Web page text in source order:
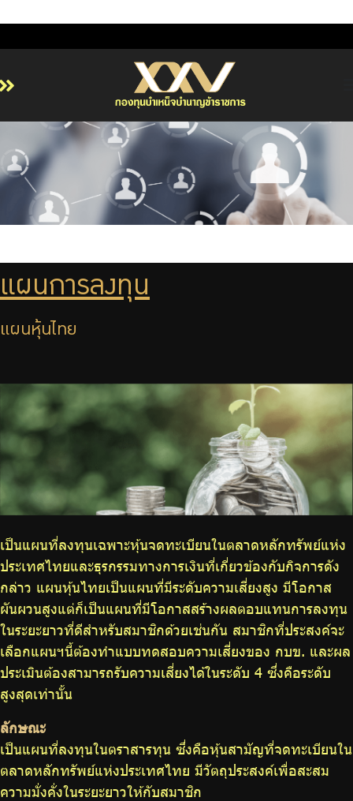
เกี่ยวกับ กบข.
บริการสมาชิก
ลงทุน
รายงานผลการดำเนินงาน
จัดซื้อจัดจ้าง
ร่วมงานกับเรา
ติดต่อเรา
ไทย | Eng
แผนการลงทุน
แผนหุ้นไทย
เป็นแผนที่ลงทุนเฉพาะหุ้นจดทะเบียนในตลาดหลักทรัพย์แห่ง
ประเทศไทยและธุรกรรมทางการเงินที่เกี่ยวข้องกับกิจการดัง
กล่าว แผนหุ้นไทยเป็นแผนที่มีระดับความเสี่ยงสูง มีโอกาส
ผันผวนสูงแต่ก็เป็นแผนที่มีโอกาสสร้างผลตอบแทนการลงทุน
ในระยะยาวที่ดีสำหรับสมาชิกด้วยเช่นกัน สมาชิกที่ประสงค์จะ
เลือกแผนฯนี้ต้องทำแบบทดสอบความเสี่ยงของ กบข. และผล
ประเมินต้องสามารถรับความเสี่ยงได้ในระดับ 4 ซึ่งคือระดับ
สูงสุดเท่านั้น
ลักษณะ
เป็นแผนที่ลงทุนในตราสารทุน ซึ่งคือหุ้นสามัญที่จดทะเบียนใน
ตลาดหลักทรัพย์แห่งประเทศไทย มีวัตถุประสงค์เพื่อสะสม
ความมั่งคั่งในระยะยาวให้กับสมาชิก